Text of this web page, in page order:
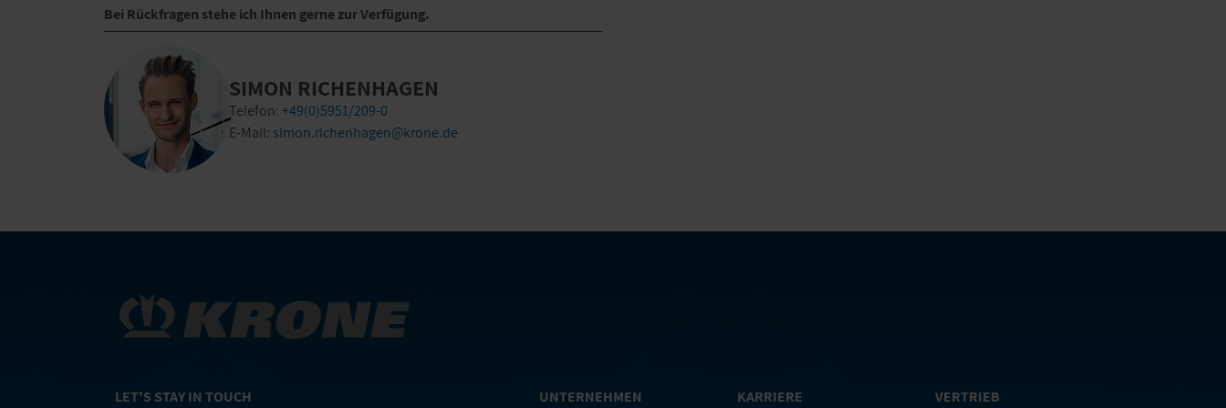
Bei Rückfragen stehe ich Ihnen gerne zur Verfügung.
SIMON RICHENHAGEN
Telefon:+49(0)5951/209-0
E-Mail: simon.richenhagen@krone.de
LET'S STAY IN TOUCH UNTERNEHMEN KARRIERE VERTRIEB